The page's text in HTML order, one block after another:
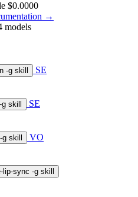
$0.0000
→
models
-g skill
SE
g skill
SE
g skill
VO
lip-sync -g skill